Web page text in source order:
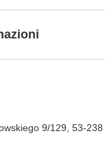
9/129 53-238